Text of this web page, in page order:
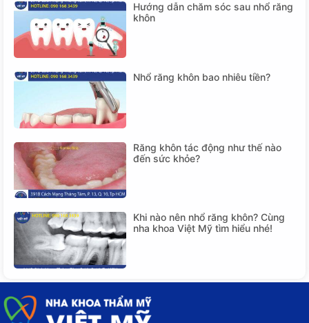
Hướng dẫn chăm sóc sau nhổ răng
khôn
Nhổ răng khôn bao nhiêu tiền?
Răng khôn tác động như thế nào
đến sức khỏe?
Khi nào nên nhổ răng khôn? Cùng
nha khoa Việt Mỹ tìm hiểu nhé!